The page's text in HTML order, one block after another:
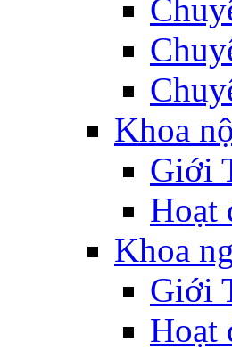
Khoa
Giới
Hoạt
Khoa
Giới
Hoạt